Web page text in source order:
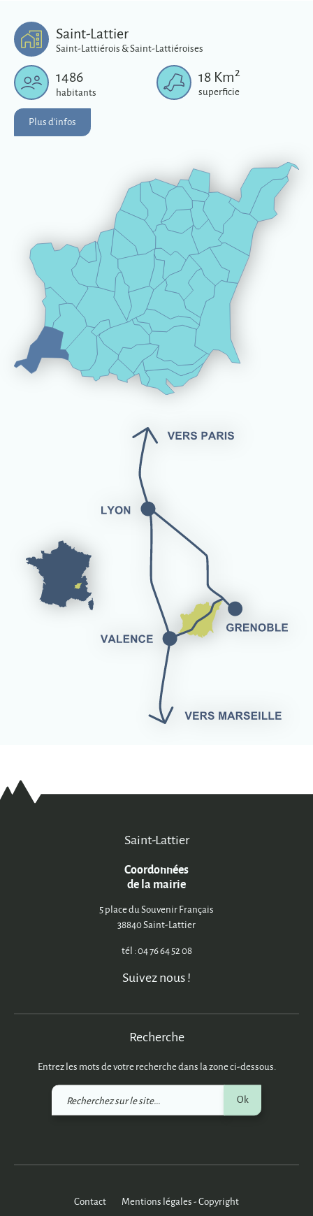
Saint-Lattier
Saint-Lattiérois & Saint-Lattiéroises
1486
habitants
18 Km2
superficie
Plus d'infos
Saint-Lattier
Coordonnées
de la mairie
5 place du Souvenir Français
38840 Saint-Lattier
tél : 04 76 64 52 08
Suivez nous !
Recherche
Entrez les mots de votre recherche dans la zone ci-dessous.
Recherchez
Ok
Contact
Mentions légales - Copyright